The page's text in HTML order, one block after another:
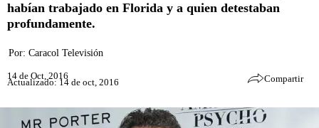
habían trabajado en Florida y a quien detestaban
profundamente.
Por: Caracol Televisión
14 de Oct, 2016
Actualizado: 14 de oct, 2016 Compartir